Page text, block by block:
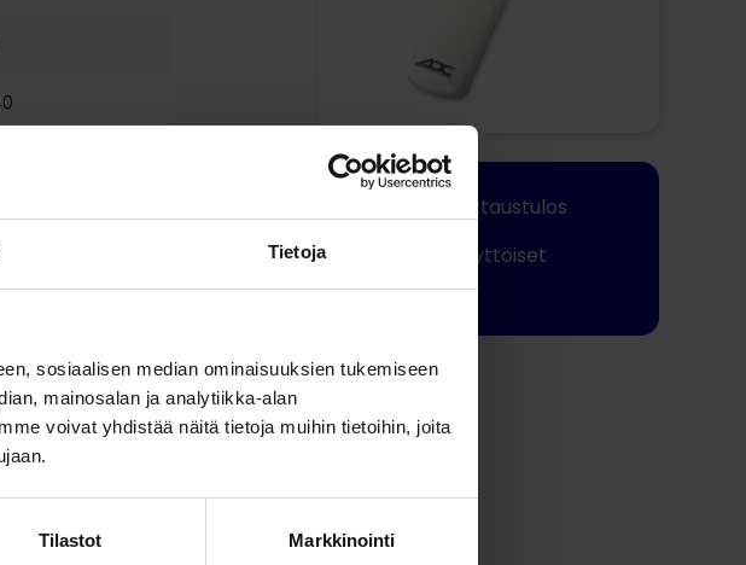
Tietoja
sosiaalisen median ominaisuuksien tukemiseen
mainosalan ja analytiikka-alan
voivat yhdistää näitä tietoja muihin tietoihin, joita
Tilastot Markkinointi
Nopea mittaustulos
Helppokäyttöiset
suojukset
Jaa tämä